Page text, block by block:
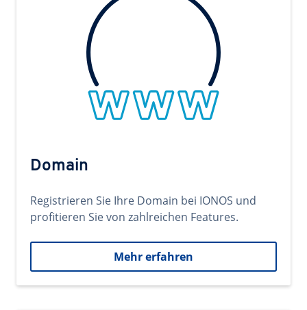
Domain
Registrieren Sie Ihre Domain bei IONOS und
profitieren Sie von zahlreichen Features.
Mehr erfahren